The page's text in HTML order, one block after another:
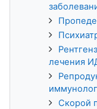
лечения
Скорой